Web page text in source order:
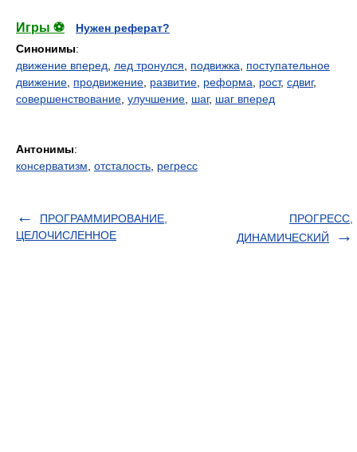
Игры ⚽
Нужен реферат?
Синонимы:
движение вперед
лед тронулся подвижка
поступательное
движение продвижение развитие реформа рост, сдвиг,
совершенствование улучшение шаг, шаг вперед
Антонимы:
консерватизм отсталость регресс
ПРОГРАММИРОВАНИЕ,
ЦЕЛОЧИСЛЕННОЕ
ПРОГРЕСС,
ДИНАМИЧЕСКИЙ